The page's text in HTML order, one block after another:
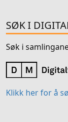
SØK I
Søk i
Klikk her for å